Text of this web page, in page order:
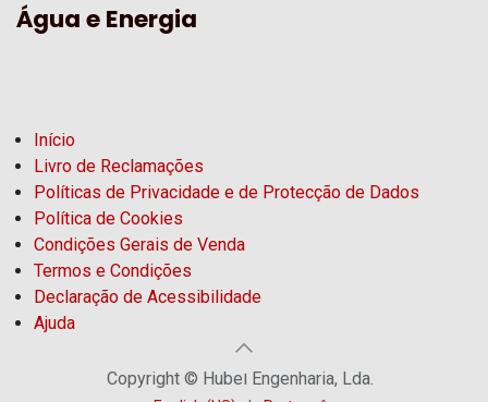
Água e Energia
Início
Livro de Reclamações
Políticas de Privacidade e de Protecção de Dados
Política de Cookies
Condições Gerais de Venda
Termos e Condições
Declaração de Acessibilidade
Ajuda
Copyright © Hubel Engenharia, Lda.